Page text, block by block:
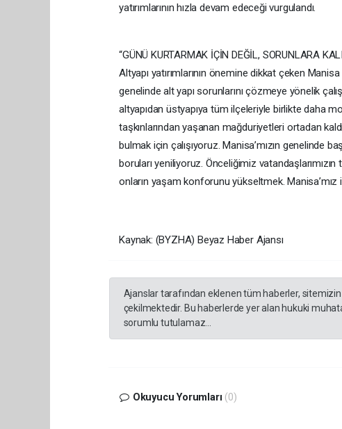
yatırımlarının hızla devam edeceği vurgulandı.
“GÜNÜ KURTARMAK İÇİN DEĞİL, SORUNLARA
Altyapı yatırımlarının önemine dikkat çeken
genelinde alt yapı sorunlarını çözmeye yönelik
altyapıdan üstyapıya tüm ilçeleriyle birlikte daha
taşkınlarından yaşanan mağduriyetleri ortadan
bulmak için çalışıyoruz. Manisa’mızın genelinde
boruları yeniliyoruz. Önceliğimiz
onların yaşam konforunu yükseltmek.
Kaynak: (BYZHA) Beyaz Haber Ajansı
Ajanslar tarafından eklenen tüm haberler,
çekilmektedir. Bu haberlerde yer alan hukuki
sorumlu tutulamaz...
Okuyucu Yorumları (0)